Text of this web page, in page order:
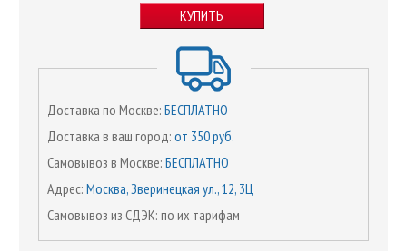
КУПИТЬ
Доставка по Москве: БЕСПЛАТНО
Доставка в ваш город: от 350 руб.
Самовывоз в Москве: БЕСПЛАТНО
Адрес: Москва, Зверинецкая ул., 12, 3Ц
Самовывоз из СДЭК: по их тарифам